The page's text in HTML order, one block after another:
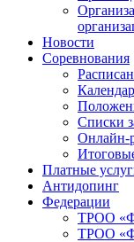
Новости
Соревнования
Списки
Онлайн-
Платные
Антидопинг
Федерации
ТРОО
ТРОО